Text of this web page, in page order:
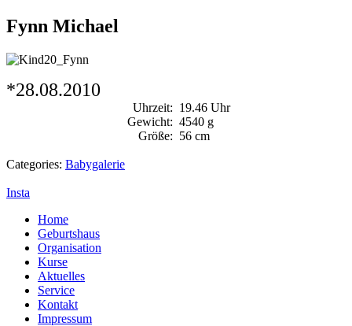
Fynn Michael
*28.08.2010
Uhrzeit: 19.46 Uhr
Gewicht: 4540 g
Größe: 56 cm
Categories: Babygalerie
Insta
Home
Geburtshaus
Organisation
Kurse
Aktuelles
Service
Kontakt
Impressum